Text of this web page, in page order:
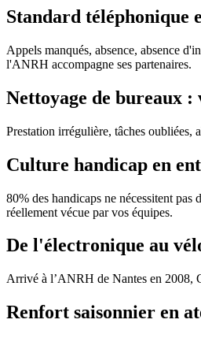
Standard téléphonique
Appels manqués, absence, absence
l'ANRH accompagne ses partenaires.
Nettoyage de bureaux
Prestation irrégulière, tâches oubliées,
Culture handicap en
80% des handicaps ne nécessitent
réellement vécue par vos équipes.
De l'électronique au
Arrivé à l’ANRH de Nantes en 2008,
Renfort saisonnier en